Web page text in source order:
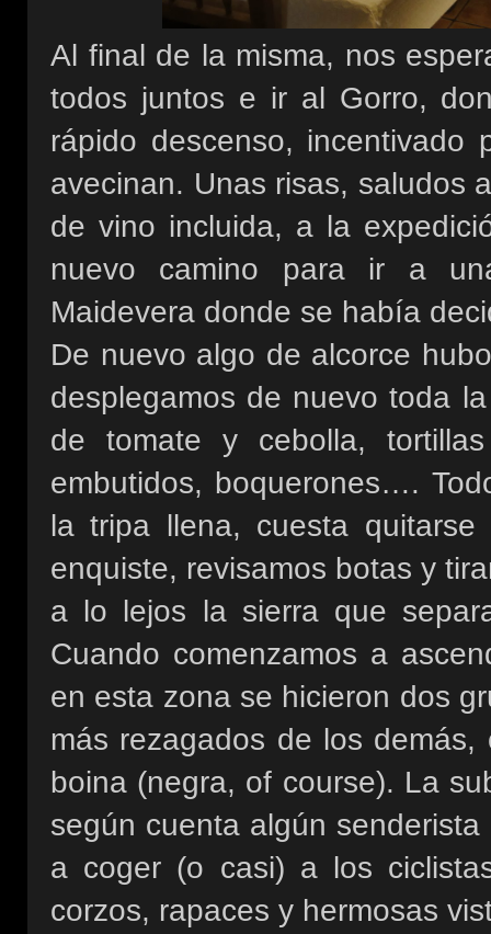
Al final de la misma, nos
todos juntos e ir al Gorro,
rápido descenso,
avecinan. Unas risas, saludos
de vino incluida, a la
nuevo camino para ir a
Maidevera donde se había
De nuevo algo de alcorce
desplegamos de nuevo toda
de tomate y cebolla,
embutidos, boquerones….
la tripa llena, cuesta
enquiste, revisamos botas y
a lo lejos la sierra que
Cuando comenzamos a
en esta zona se hicieron dos
más rezagados de los
boina (negra, of course). La
según cuenta algún
a coger (o casi) a los
corzos, rapaces y hermosas